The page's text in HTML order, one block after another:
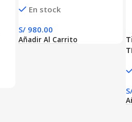
En stock
S/ 980.00
Añadir Al Carrito